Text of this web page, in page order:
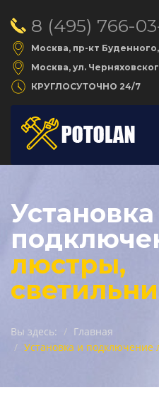
8 (495) 766-
Москва, пр-кт
Москва, ул.
КРУГЛОСУТОЧНО 24/7
люстры,
Вы здесь:
Главная
Установка и подключение